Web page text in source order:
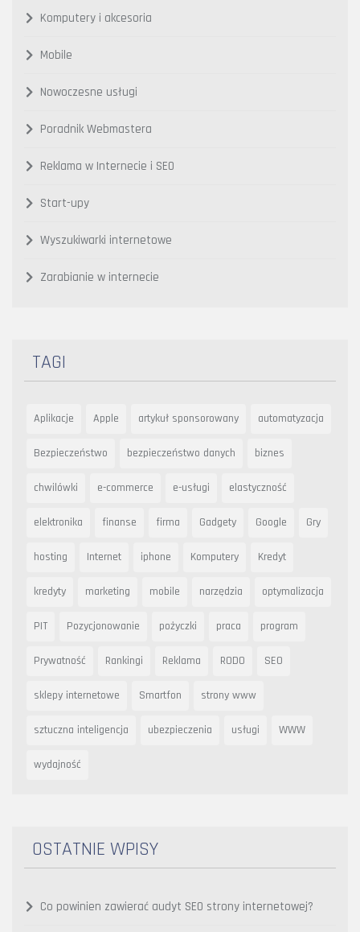
Komputery i akcesoria
Mobile
Nowoczesne usługi
Poradnik Webmastera
Reklama w Internecie i SEO
Start-upy
Wyszukiwarki internetowe
Zarabianie w internecie
TAGI
Aplikacje Apple artykuł sponsorowany automatyzacja
Bezpieczeństwo bezpieczeństwo danych biznes
chwilówki e-commerce e-usługi elastyczność
elektronika finanse firma Gadgety Google Gry
hosting Internet iphone Komputery Kredyt
kredyty marketing mobile narzędzia optymalizacja
PIT Pozycjonowanie pożyczki praca program
Prywatność Rankingi Reklama RODO SEO
sklepy internetowe Smartfon strony www
sztuczna inteligencja ubezpieczenia usługi WWW
wydajność
OSTATNIE WPISY
Co powinien zawierać audyt SEO strony internetowej?